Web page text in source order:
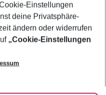
Einstellungen
deine Privatsphäre-
ändern oder widerrufen
„Cookie-Einstellungen